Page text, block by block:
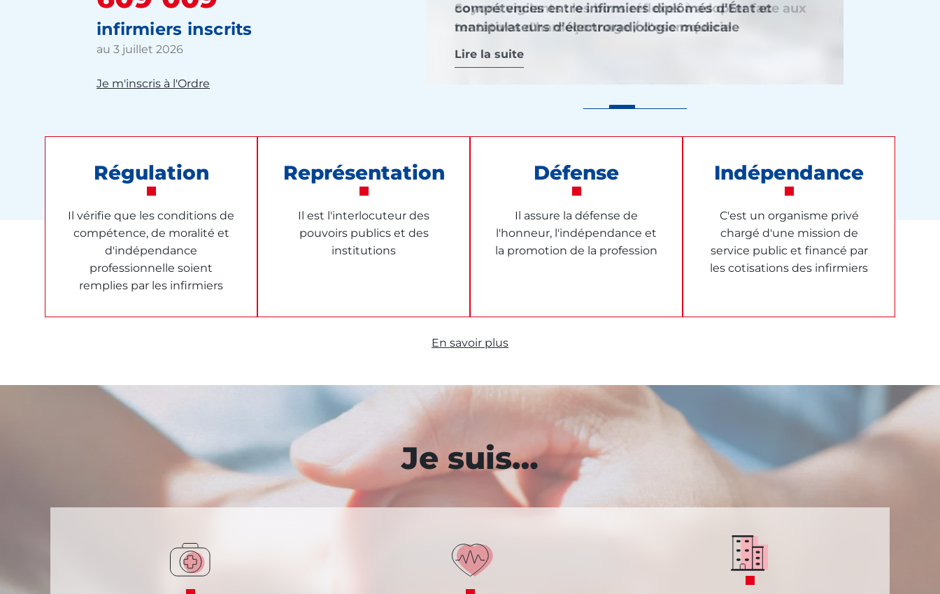
Les bulletins de l'Ordre
infirmiers inscrits
au 3 juillet 2026
Je m'inscris à l'Ordre
compétences entre infirmiers diplômés d’État et
manipulateurs d’électroradiologie médicale
Lire la suite
Soyons vigilants : les bons réflexes à adopter face aux
tentatives d'hameçonnage / d'escroquerie
Lire la suite
infirmière : une étape attendue pour rendre effective la
reconnaissance de l’autonomie infirmière
Lire la suite
Opposition de l’Ordre des médecins et de l’Ordre des
infirmiers
Lire la suite
Régulation
Il vérifie que les conditions de
compétence, de moralité et
d'indépendance
professionnelle soient
remplies par les infirmiers
Représentation
Il est l'interlocuteur des
pouvoirs publics et des
institutions
Défense
Il assure la défense de
l'honneur, l'indépendance et
la promotion de la profession
Indépendance
C'est un organisme privé
chargé d'une mission de
service public et financé par
les cotisations des infirmiers
En savoir plus
Je suis…